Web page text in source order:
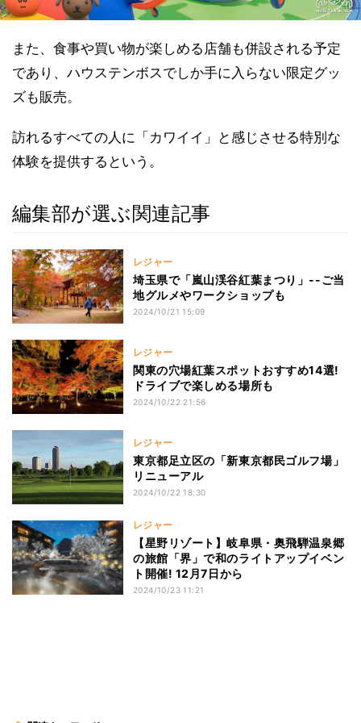
また、食事や買い物が楽しめる店舗も併設される予定
であり、ハウステンボスでしか手に入らない限定グッ
ズも販売。
訪れるすべての人に「カワイイ」と感じさせる特別な
体験を提供するという。
編集部が選ぶ関連記事
レジャー
埼玉県で「嵐山渓谷紅葉まつり」--ご当
地グルメやワークショップも
2024/10/21 15:09
レジャー
関東の穴場紅葉スポットおすすめ14選!
ドライブで楽しめる場所も
2024/10/22 21:56
レジャー
東京都足立区の「新東京都民ゴルフ場」
リニューアル
2024/10/22 18:30
レジャー
【星野リゾート】岐阜県・奥飛騨温泉郷
の旅館「界」で和のライトアップイベン
ト開催! 12月7日から
2024/10/23 11:21